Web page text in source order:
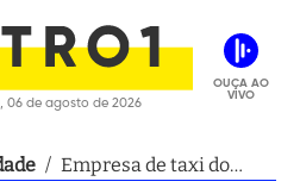
06 de agosto de 2026
OUÇA AO
VIVO
/ Empresa de taxi do